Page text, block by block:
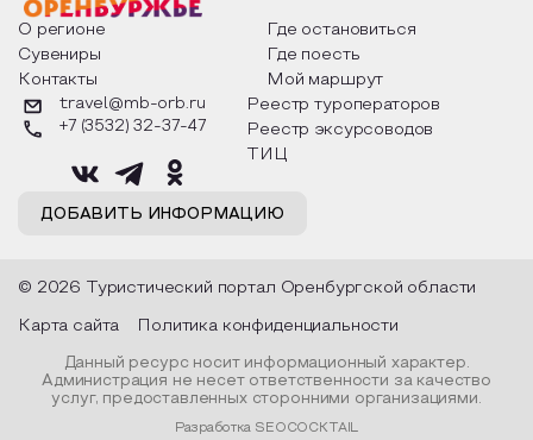
о том, как встречают новый год в
разных уголках страны, какие
обряды совершают на удачу и
благополучие, в чем схожи и
различаются традиции. Кто такой
Дед Мороз и откуда он пришел, как
его называют в разных уголках
страны и как появились елочные
Твардовского и
каждой строчке
восхищение
яркому времени
О регионе
Где остановиться
Сувениры
Где поесть
Контакты
Мой маршрут
ДОБАВИТЬ ИНФОРМАЦИЮ
travel@mb-orb.ru
+7 (3532) 32-37-47
Реестр туроператоров
Реестр эксурсоводов
ТИЦ
© 2026 Туристический портал Оренбургской области
Карта сайта Политика конфиденциальности
Данный ресурс носит информационный характер.
Администрация не несет ответственности за качество
услуг, предоставленных сторонними организациями.
Разработка SEOCOCKTAIL